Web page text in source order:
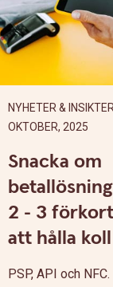
NYHETER &
OKTOBER, 2025
Snacka om
2 - 3
att hålla
PSP, API och NFC.